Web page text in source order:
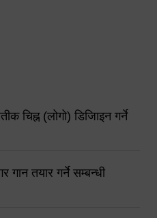
चिह्न (लोगो) डिजिाइन गर्ने
गान तयार गर्ने सम्बन्धी